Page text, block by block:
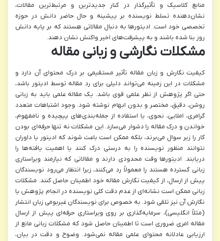
منابع کلاسیک و تأثیرگذار در کنار جدیدترین و مرتبط‌ترین مقالات،
نشان‌دهنده تسلط نویسنده بر پیشینه و حال حاضر دانش در حوزه
تخصصی خود است. ادیتورها به دنبال مقالاتی هستند که بر پایه دانش
روز بنا شده باشند و به پیشرفت‌های اخیر واکنش نشان دهند.
مشکلات نگارشی و زبانی مقاله
کیفیت نگارش و زبان مقاله تأثیر مستقیمی بر درک محتوای آن دارد و
مشکلات در این زمینه می‌تواند دلیلی برای رد مقاله توسط ادیتور باشد،
حتی اگر پژوهش از نظر علمی قوی باشد. یک مقاله علمی باید به زبانی
روشن، دقیق، مختصر و بدون ابهام نوشته شود. وجود اشتباهات متعدد
گرامری، املایی، نحوی، یا استفاده از جمله‌بندی‌های پیچیده و نامفهوم،
خواندن و درک مقاله را دشوار می‌سازد. این مشکلات نه تنها حرفه‌ای بودن
کار را زیر سوال می‌برند، بلکه ممکن است باعث شوند که ادیتور یا داوران
نتوانند منظور نویسنده را به درستی درک کنند یا اهمیت یافته‌ها را
دریابند. ادیتورها وقت محدودی دارند و مقالاتی که نیازمند ویراستاری
زبانی گسترده هستند را معمولاً رد می‌کنند، زیرا انتظار می‌رود نویسندگان
پیش از ارسال، از کیفیت نگارش مقاله خود اطمینان حاصل کنند. مشکلات
زبانی ممکن است نشانه‌ای از عدم دقت کلی نویسنده در انجام پژوهش یا
نگارش آن نیز تلقی شود. به خصوص برای نویسندگان غیربومی زبان انتشار
(مثلاً انگلیسی)، سرمایه‌گذاری بر روی ویراستاری حرفه‌ای پیش از ارسال
مقاله امری ضروری است تا اطمینان حاصل شود که مشکلات زبانی مانع از
ارزیابی عادلانه محتوای علمی مقاله نمی‌شود. وضوح و دقت در بیان،